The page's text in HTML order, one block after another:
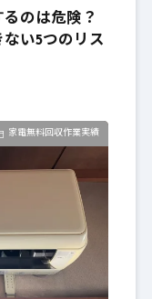
のは危険？
い5つのリス
家電無料回収作業実績